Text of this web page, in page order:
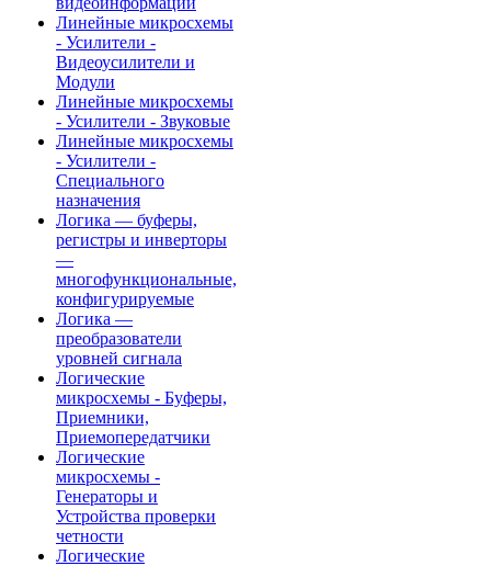
Линейные микросхемы
- Усилители -
Видеоусилители и
Модули
Линейные микросхемы
- Усилители - Звуковые
Линейные микросхемы
- Усилители -
Специального
назначения
Логика — буферы,
регистры и инверторы
—
многофункциональные,
конфигурируемые
Логика —
преобразователи
уровней сигнала
Логические
микросхемы - Буферы,
Приемники,
Приемопередатчики
Логические
микросхемы -
Генераторы и
Устройства проверки
четности
Логические